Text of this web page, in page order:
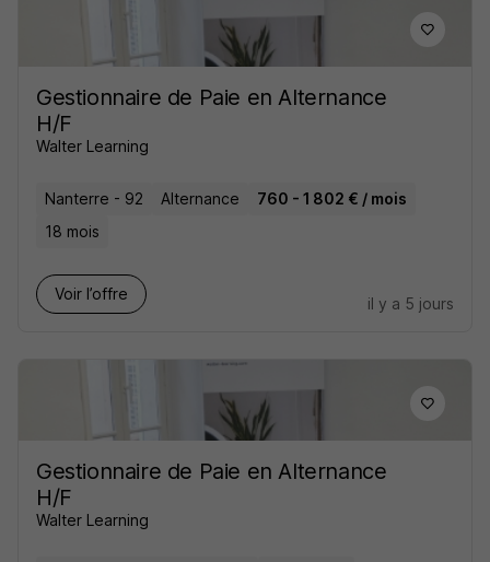
Gestionnaire de Paie en Alternance
H/F
Walter Learning
Nanterre - 92 Alternance
760 - 1 802 € / mois
18 mois
Voir l’offre
il y a 5 jours
Gestionnaire de Paie en Alternance
H/F
Walter Learning